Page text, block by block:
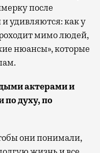
после
удивляются: как у
мимо людей,
нюансы», которые
актерами и
по духу, по
они понимали,